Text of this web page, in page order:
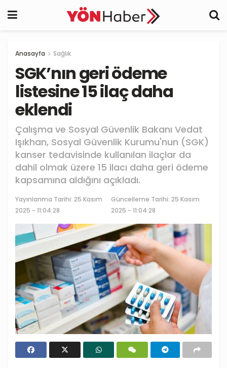
Anasayfa Sağlık
SGK’nın geri ödeme
listesine 15 ilaç daha
eklendi
Çalışma ve Sosyal Güvenlik Bakanı Vedat
Işıkhan, Sosyal Güvenlik Kurumu'nun (SGK)
kanser tedavisinde kullanılan ilaçlar da
dahil olmak üzere 15 ilacı daha geri ödeme
kapsamına aldığını açıkladı.
Yayınlanma Tarihi: 25 Kasım
2025 - 11:04:28
Güncelleme Tarihi: 25 Kasım
2025 - 11:04:28